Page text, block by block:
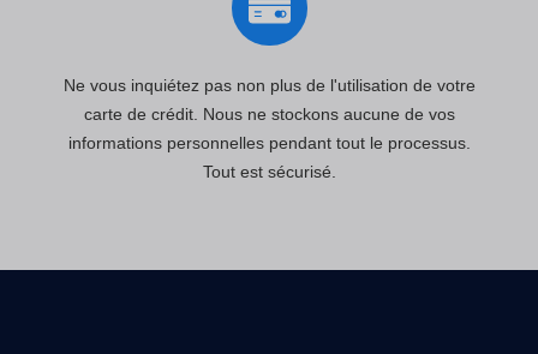
Ne vous inquiétez pas non plus de l'utilisation de votre
carte de crédit. Nous ne stockons aucune de vos
informations personnelles pendant tout le processus.
Tout est sécurisé.